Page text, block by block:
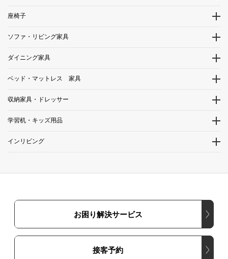
座椅子
ソファ・リビング家具
ダイニング家具
ベッド・マットレス 家具
収納家具・ドレッサー
学習机・キッズ用品
インリビング
お困り解決サービス
接客予約